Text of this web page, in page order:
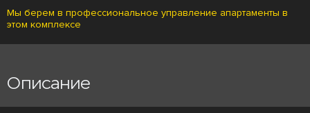
Мы берем в профессиональное управление апартаменты в
этом комплексе
Описание